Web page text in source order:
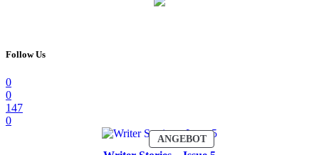
Follow Us
0
0
147
0
ANGEBOTPRODUKT
IM